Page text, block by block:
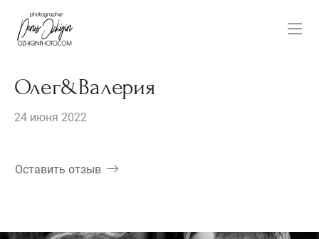
Олег&Валерия
24 июня 2022
Оставить отзыв